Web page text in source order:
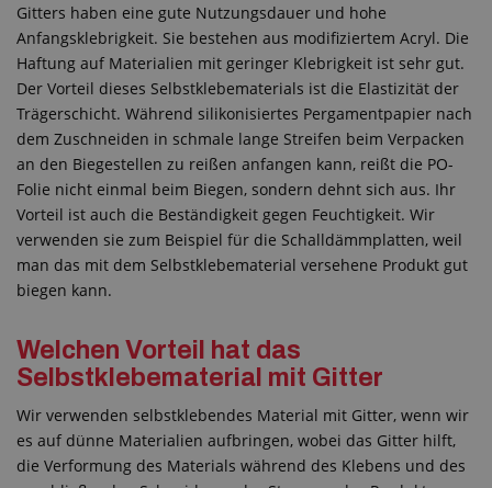
Gitters haben eine gute Nutzungsdauer und hohe
Anfangsklebrigkeit. Sie bestehen aus modifiziertem Acryl. Die
Haftung auf Materialien mit geringer Klebrigkeit ist sehr gut.
Der Vorteil dieses Selbstklebematerials ist die Elastizität der
Trägerschicht. Während silikonisiertes Pergamentpapier nach
dem Zuschneiden in schmale lange Streifen beim Verpacken
an den Biegestellen zu reißen anfangen kann, reißt die PO-
Folie nicht einmal beim Biegen, sondern dehnt sich aus. Ihr
Vorteil ist auch die Beständigkeit gegen Feuchtigkeit. Wir
verwenden sie zum Beispiel für die Schalldämmplatten, weil
man das mit dem Selbstklebematerial versehene Produkt gut
biegen kann.
Welchen Vorteil hat das
Selbstklebematerial mit Gitter
Wir verwenden selbstklebendes Material mit Gitter, wenn wir
es auf dünne Materialien aufbringen, wobei das Gitter hilft,
die Verformung des Materials während des Klebens und des